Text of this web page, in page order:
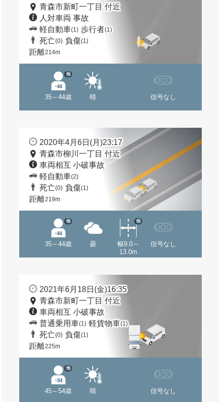
青森市新町一丁目 付近
人対車両 事故
軽自動車(1) 歩行者(1)
死亡(0) 負傷(1)
距離214m
35～44歳
他
晴 信号なし
2020年4月6日(月)23:17
青森市柳川一丁目 付近
車両相互 小破事故
軽自動車(2)
死亡(0) 負傷(1)
距離219m
35～44歳
他
曇
幅9.0～
13.0m
他
信号なし
2021年6月18日(金)16:35
青森市新町一丁目 付近
車両相互 小破事故
普通乗用車(1) 軽貨物車(1)
死亡(0) 負傷(1)
距離225m
45～54歳
他
晴 信号なし